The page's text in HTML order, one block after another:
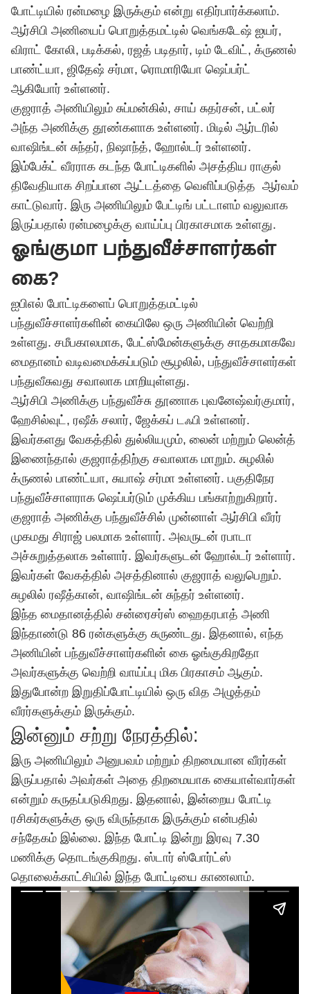
போட்டியில் ரன்மழை இருக்கும் என்று எதிர்பார்க்கலாம்.
ஆர்சிபி அணியைப் பொறுத்தமட்டில் வெங்கடேஷ் ஐயர்,
விராட் கோலி, படிக்கல், ரஜத் படிதார், டிம் டேவிட், க்ருணல்
பாண்ட்யா, ஜிதேஷ் சர்மா, ரொமாரியோ ஷெப்பர்ட்
ஆகியோர் உள்ளனர்.
குஜராத் அணியிலும் சுப்மன்கில், சாய் சுதர்சன், பட்லர்
அந்த அணிக்கு தூண்களாக உள்ளனர். மிடில் ஆர்டரில்
வாஷிங்டன் சுந்தர், நிஷாந்த், ஹோல்டர் உள்ளனர்.
இம்பேக்ட் வீரராக கடந்த போட்டிகளில் அசத்திய ராகுல்
திவேதியாக சிறப்பான ஆட்டத்தை வெளிப்படுத்த ஆர்வம்
காட்டுவார். இரு அணியிலும் பேட்டிங் பட்டாளம் வலுவாக
இருப்பதால் ரன்மழைக்கு வாய்ப்பு பிரகாசமாக உள்ளது.
ஓங்குமா பந்துவீச்சாளர்கள்
கை?
ஐபிஎல் போட்டிகளைப் பொறுத்தமட்டில்
பந்துவீச்சாளர்களின் கையிலே ஒரு அணியின் வெற்றி
உள்ளது. சமீபகாலமாக, பேட்ஸ்மேன்களுக்கு சாதகமாகவே
மைதானம் வடிவமைக்கப்படும் சூழலில், பந்துவீச்சாளர்கள்
பந்துவீசுவது சவாலாக மாறியுள்ளது.
ஆர்சிபி அணிக்கு பந்துவீச்சு தூணாக புவனேஷ்வர்குமார்,
ஹேசில்வுட், ரஷீக் சலார், ஜேக்கப் டஃபி உள்ளனர்.
இவர்களது வேகத்தில் துல்லியமும், லைன் மற்றும் லென்த்
இணைந்தால் குஜராத்திற்கு சவாலாக மாறும். சுழலில்
க்ருணல் பாண்ட்யா, சுயாஷ் சர்மா உள்ளனர். பகுதிநேர
பந்துவீச்சாளராக ஷெப்பர்டும் முக்கிய பங்காற்றுகிறார்.
குஜராத் அணிக்கு பந்துவீச்சில் முன்னாள் ஆர்சிபி வீரர்
முகமது சிராஜ் பலமாக உள்ளார். அவருடன் ரபாடா
அச்சுறுத்தலாக உள்ளார். இவர்களுடன் ஹோல்டர் உள்ளார்.
இவர்கள் வேகத்தில் அசத்தினால் குஜராத் வலுபெறும்.
சுழலில் ரஷீத்கான், வாஷிங்டன் சுந்தர் உள்ளனர்.
இந்த மைதானத்தில் சன்ரைசர்ஸ் ஹைதரபாத் அணி
இந்தாண்டு 86 ரன்களுக்கு சுருண்டது. இதனால், எந்த
அணியின் பந்துவீச்சாளர்களின் கை ஓங்குகிறதோ
அவர்களுக்கு வெற்றி வாய்ப்பு மிக பிரகாசம் ஆகும்.
இதுபோன்ற இறுதிப்போட்டியில் ஒரு வித அழுத்தம்
வீரர்களுக்கும் இருக்கும்.
இன்னும் சற்று நேரத்தில்:
இரு அணியிலும் அனுபவம் மற்றும் திறமையான வீரர்கள்
இருப்பதால் அவர்கள் அதை திறமையாக கையாள்வார்கள்
என்றும் கருதப்படுகிறது. இதனால், இன்றைய போட்டி
ரசிகர்களுக்கு ஒரு விருந்தாக இருக்கும் என்பதில்
சந்தேகம் இல்லை. இந்த போட்டி இன்று இரவு 7.30
மணிக்கு தொடங்குகிறது. ஸ்டார் ஸ்போர்ட்ஸ்
தொலைக்காட்சியில் இந்த போட்டியை காணலாம்.